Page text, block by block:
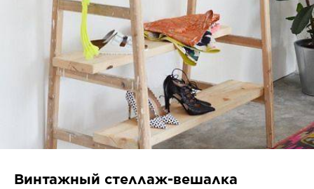
Винтажный стеллаж-вешалка